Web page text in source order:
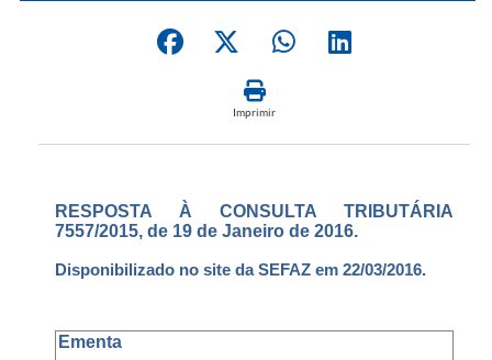
Imprimir
RESPOSTA À CONSULTA TRIBUTÁRIA
7557/2015, de 19 de Janeiro de 2016.
Disponibilizado no site da SEFAZ em 22/03/2016.
Ementa